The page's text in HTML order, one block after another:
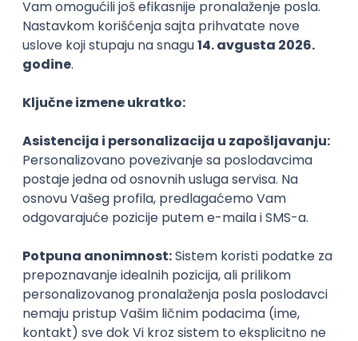
Srbija 24.08.2026
Puno radno vreme
Prvi posao
Customer Service Expert – Aviation
& Travel (Deutsch und Englisch)
Gevekom Customer Services d.o.o.
Rad od kuće
20.08.2026